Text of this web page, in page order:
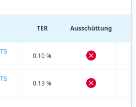
TER Ausschüttung
0.10 %
0.13 %